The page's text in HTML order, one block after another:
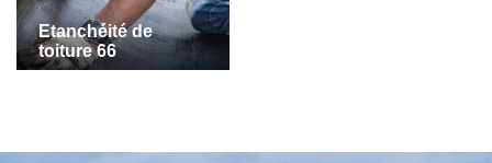
Etanchéité de
toiture 66